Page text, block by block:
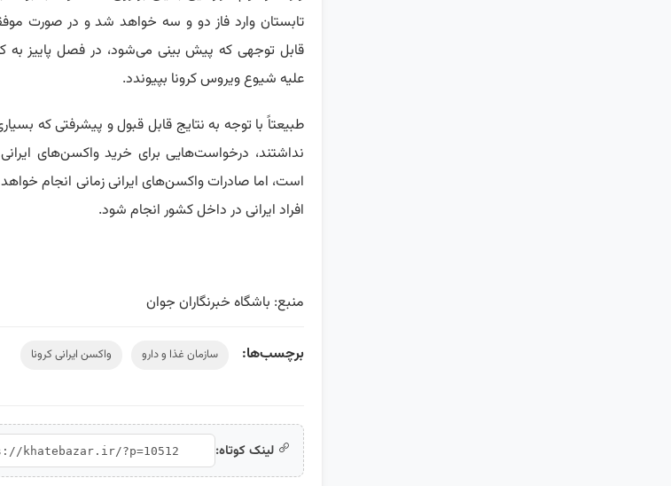
تابستان وارد فاز دو و سه خواهد شد و در صورت
قابل توجهی که پیش بینی می‌شود، در فصل پاییز به
علیه شیوع ویروس کرونا بپیوندد.
طبیعتاً با توجه به نتایج قابل قبول و پیشرفتی که
نداشتند، درخواست‌هایی برای خرید واکسن‌های
است، اما صادرات واکسن‌های ایرانی زمانی انجام
افراد ایرانی در داخل کشور انجام شود.
منبع: باشگاه خبرنگاران جوان
برچسب‌ها: سازمان غذا و دارو واکسن ایرانی کرونا
لینک کوتاه: